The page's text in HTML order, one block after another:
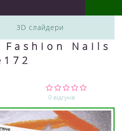
3D слайдери
Fashion Nails
0 відгуків